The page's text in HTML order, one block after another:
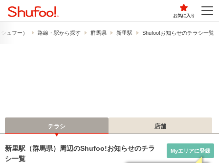
お気に入り
ュフー） 路線・駅から探す 群馬県 新里駅 Shufoo!お知らせのチラシ一覧
チラシ 店舗
新里駅（群馬県）周辺のShufoo!お知らせのチラ
シ一覧
Myエリアに登録